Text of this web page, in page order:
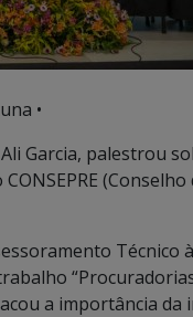
•
Garcia, palestrou
Técnico
a importância